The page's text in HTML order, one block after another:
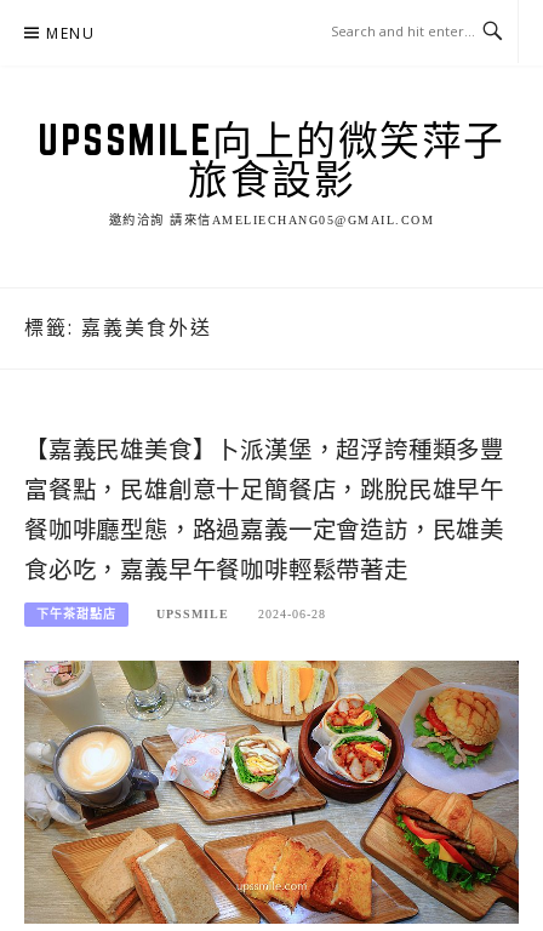
MENU
UPSSMILE向上的微笑萍子
旅食設影
邀約洽詢 請來信AMELIECHANG05@GMAIL.COM
標籤: 嘉義美食外送
【嘉義民雄美食】卜派漢堡，超浮誇種類多豐
富餐點，民雄創意十足簡餐店，跳脫民雄早午
餐咖啡廳型態，路過嘉義一定會造訪，民雄美
食必吃，嘉義早午餐咖啡輕鬆帶著走
下午茶甜點店 UPSSMILE 2024-06-28